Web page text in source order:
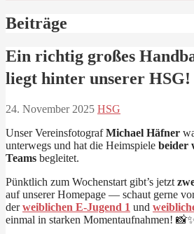
Beiträge
Ein richtig großes
liegt hinter unserer HSG!
24. November 2025 HSG
Unser VereinsfotografMichael Häfner
unterwegs und hat die Heimspiele beider
Teams begleitet.
Pünktlich zum Wochenstart gibt’s jetzt
auf unserer Homepage — schaut gerne
derweiblichen E-Jugend 1 und
einmal in starken Momentaufnahmen!